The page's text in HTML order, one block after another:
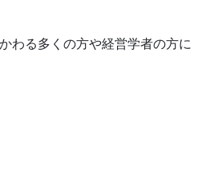
わる多くの方や経営学者の方に